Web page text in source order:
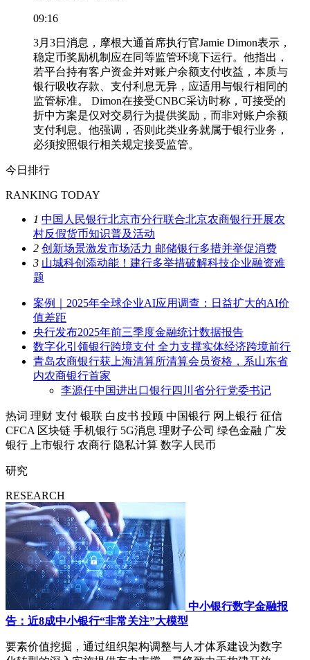
09:16
3月3日消息，摩根大通首席执行官Jamie Dimon表示，
稳定币奖励机制应在同等监管环境下运行。他指出，
若平台持有客户资金并对账户余额支付收益，本质与
银行吸收存款、支付利息无异，应适用与银行相同的
监管标准。 Dimon在接受CNBC采访时称，可接受的
折中方案是仅对交易行为提供奖励，而非对账户余额
支付利息。他强调，否则此类业务就属于银行业务，
必须按照银行相关规定接受监管。
今日排行
RANKING TODAY
1 中国人民银行北京市分行联合北京农商银行开展农
村反假货币知识普及活动
2 创新场景激发市场活力 邮储银行多措并举促消费
3 山城科创添动能！建行多举措破解科技企业融资难
题
案例｜2025年全球企业AI应用调查：日益扩大的AI价
值差距
央行发布2025年前三季度金融统计数据报告
数字化引领银行跨境支付 全力支撑实体经济跨境前行
青岛农商银行获上海清算所清算会员资格，系山东省
内农商银行首家
李源任中国进出口银行四川省分行党委书记
热词 理财 支付 银联 白皮书 投顾 中国银行 网上银行 征信
CFCA 区块链 手机银行 5G消息 理财子公司 绿色金融 广发
银行
上市银行 农商行 隐私计算 数字人民币
研究
RESEARCH
中小银行数字金融报
告：近8成中小银行“非常关注”大模型
要素价值挖掘，通过组织架构调整与人才体系建设为数字